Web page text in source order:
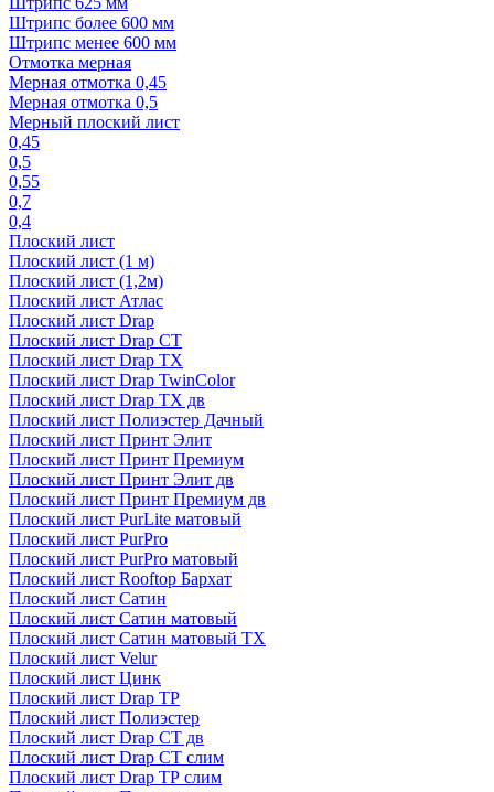
Штрипс более 600 мм
Штрипс менее 600 мм
Отмотка мерная
Мерная отмотка 0,45
Мерная отмотка 0,5
Мерный плоский лист
0,45
0,5
0,55
0,7
0,4
Плоский лист
Плоский лист (1 м)
Плоский лист (1,2м)
Плоский лист Атлас
Плоский лист Drap
Плоский лист Drap СТ
Плоский лист Drap TX
Плоский лист Drap TwinColor
Плоский лист Drap ТХ дв
Плоский лист Полиэстер Дачный
Плоский лист Принт Элит
Плоский лист Принт Премиум
Плоский лист Принт Элит дв
Плоский лист Принт Премиум дв
Плоский лист PurLite матовый
Плоский лист PurPro
Плоский лист PurPro матовый
Плоский лист Rooftop Бархат
Плоский лист Сатин
Плоский лист Сатин матовый
Плоский лист Сатин матовый TX
Плоский лист Velur
Плоский лист Цинк
Плоский лист Drap ТР
Плоский лист Полиэстер
Плоский лист Drap СТ дв
Плоский лист Drap СТ слим
Плоский лист Drap ТР слим